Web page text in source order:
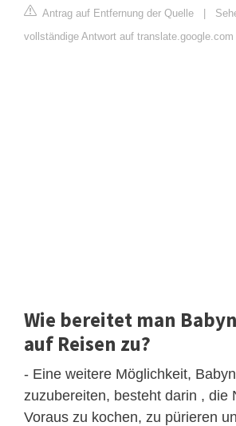
Antrag auf Entfernung der Quelle |
vollständige Antwort auf translate.google.com
Wie bereitet man
auf Reisen zu?
- Eine weitere Möglichkeit,
zuzubereiten, besteht darin , die
Voraus zu kochen, zu pürieren